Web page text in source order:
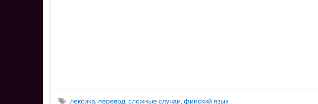
лексика, перевод, сложные случаи, финский язык